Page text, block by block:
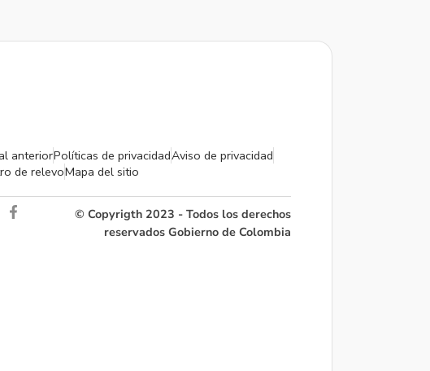
anteriorPolíticas de privacidadAviso de privacidad
de relevoMapa del sitio
© Copyrigth 2023 - Todos los derechos
reservados Gobierno de Colombia